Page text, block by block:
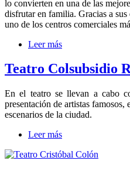
lo convierten en una de las
disfrutar en familia. Gracias a
uno de los centros comerciales
Leer más
Teatro Colsubsidio
En el teatro se llevan a cabo
presentación de artistas famosos,
escenarios de la ciudad.
Leer más